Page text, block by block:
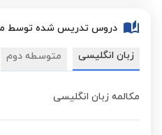
دروس تدریس شده توسط
زبان انگلیسی متوسطه دوم
مکالمه زبان انگلیسی